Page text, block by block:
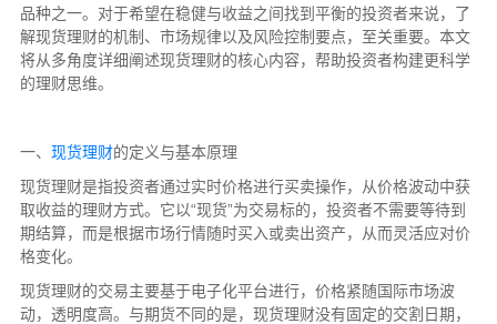
品种之一。对于希望在稳健与收益之间找到平衡的投资者来说，了
解现货理财的机制、市场规律以及风险控制要点，至关重要。本文
将从多角度详细阐述现货理财的核心内容，帮助投资者构建更科学
的理财思维。
一、 现货理财的定义与基本原理
现货理财是指投资者通过实时价格进行买卖操作，从价格波动中获
取收益的理财方式。它以“现货”为交易标的，投资者不需要等待到
期结算，而是根据市场行情随时买入或卖出资产，从而灵活应对价
格变化。
现货理财的交易主要基于电子化平台进行，价格紧随国际市场波
动，透明度高。与期货不同的是，现货理财没有固定的交割日期，